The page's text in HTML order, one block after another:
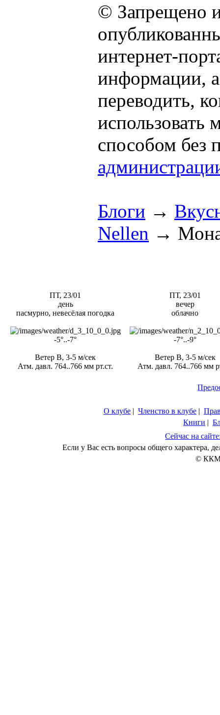
© Запрещено
интернет-
информации, а
переводить,
способом без
Блоги →
Nellen →
ПТ, 23/01
день
пасмурно, невесёлая погодка
-5°..-7°
Ветер В, 3-5 м/сек
Атм. давл. 764..766 мм рт.ст.
ПТ, 23/01
вечер
облачно
-7°..-9°
Ветер В, 3-5 м/сек
Атм. давл. 764..766 мм
О клубе | Членство в клубе |
Книги |
Сейчас на
Если у Вас есть вопросы общего характера,
© ККМ